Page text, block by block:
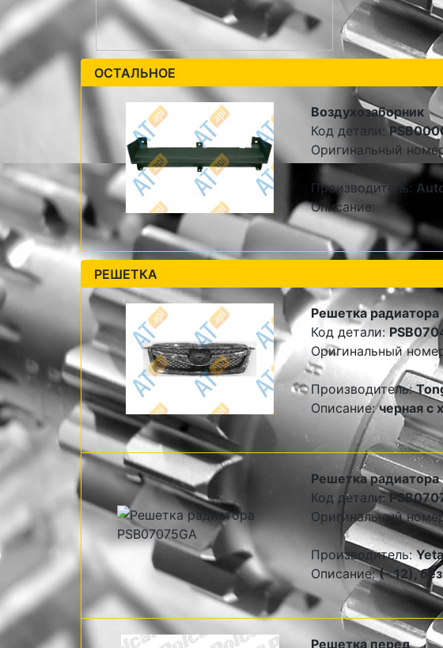
ОСТАЛЬНОЕ
Воздухозаборник
Код детали:
Оригинальный
Производитель:
Описание:
РЕШЕТКА
Решетка радиатора
Код детали:
Оригинальный
Производитель:
Описание:черная с
Решетка радиатора
Код детали:
Оригинальный
Производитель:
Описание:(- 12),
Решетка перед